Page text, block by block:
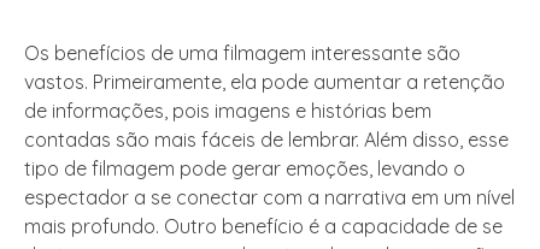
Os benefícios de uma filmagem interessante são
vastos. Primeiramente, ela pode aumentar a retenção
de informações, pois imagens e histórias bem
contadas são mais fáceis de lembrar. Além disso, esse
tipo de filmagem pode gerar emoções, levando o
espectador a se conectar com a narrativa em um nível
mais profundo. Outro benefício é a capacidade de se